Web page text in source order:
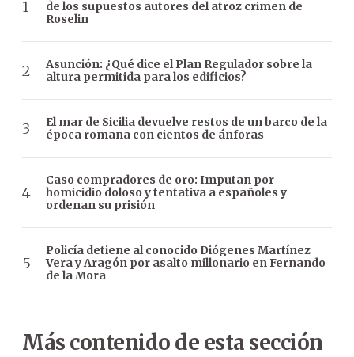
de los supuestos autores del atroz crimen de
Roselin
Asunción: ¿Qué dice el Plan Regulador sobre la
altura permitida para los edificios?
El mar de Sicilia devuelve restos de un barco de la
época romana con cientos de ánforas
Caso compradores de oro: Imputan por
homicidio doloso y tentativa a españoles y
ordenan su prisión
Policía detiene al conocido Diógenes Martínez
Vera y Aragón por asalto millonario en Fernando
de la Mora
Más contenido de esta sección